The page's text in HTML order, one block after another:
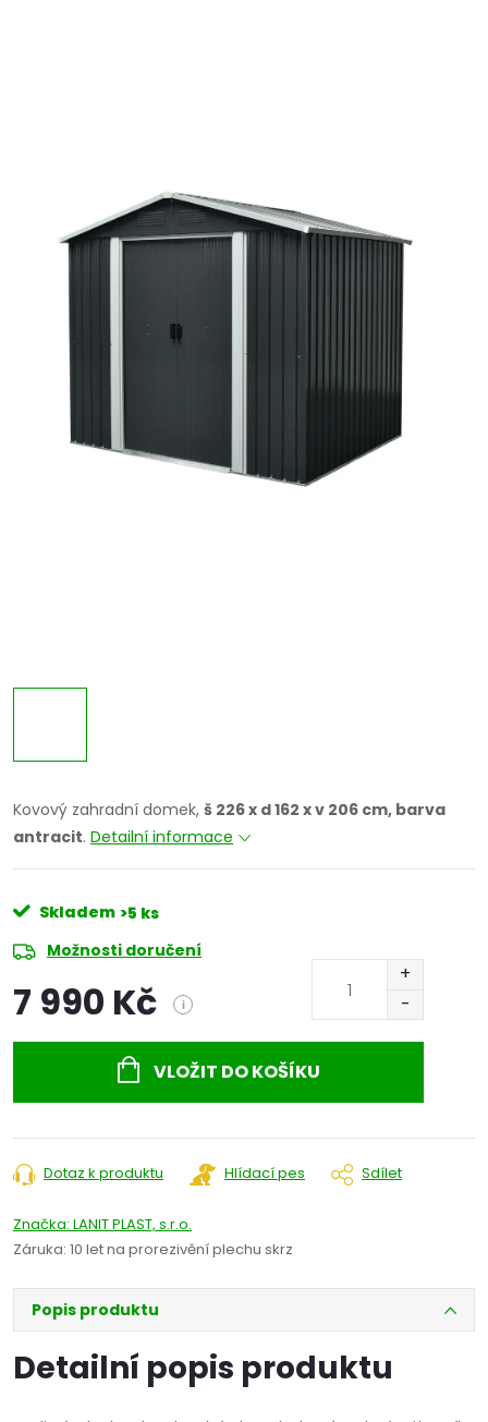
Kovový zahradní domek, š 226 x d 162 x v 206 cm, barva
antracit. Detailní informace
Skladem >5 ks
Možnosti doručení
7 990 Kč i
VLOŽIT DO KOŠÍKU
Dotaz k produktu Hlídací pes Sdílet
Značka: LANIT PLAST, s.r.o.
Záruka: 10 let na prorezivění plechu skrz
Popis produktu
Detailní popis produktu